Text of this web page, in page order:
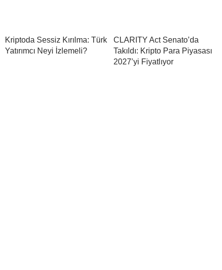
Kriptoda Sessiz Kırılma: Türk
Yatırımcı Neyi İzlemeli?
CLARITY Act Senato’da
Takıldı: Kripto Para Piyasası
2027’yi Fiyatlıyor